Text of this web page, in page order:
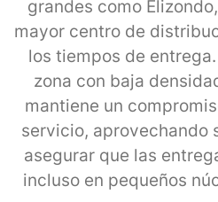
grandes como
mayor centro de
los tiempos de
zona con baja
mantiene un
servicio, aprovechando
asegurar que las
incluso en pequeños